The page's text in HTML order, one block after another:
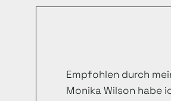
Empfohlen durch
Monika Wilson habe